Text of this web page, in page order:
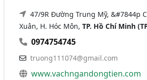
47/9R Đường Trung Mỹ, &#7844p
Xuân, H. Hóc Môn,TP. Hồ Chí Minh
0974754745
truong111074@gmail.com
www.vachngandongtien.com